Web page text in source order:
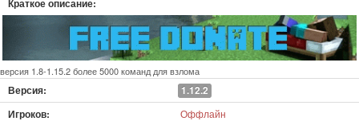
версия 1.8-1.15.2 более 5000 команд для взлома
1.12.2
Оффлайн